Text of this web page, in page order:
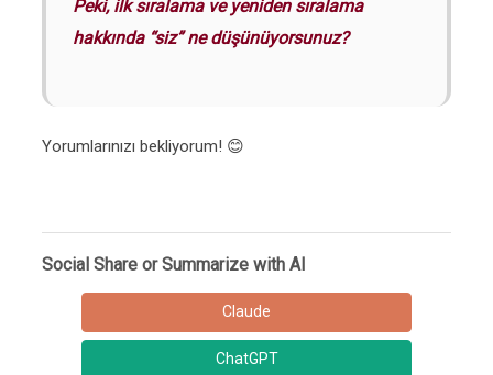
Peki, ilk sıralama ve yeniden sıralama
hakkında “siz” ne düşünüyorsunuz?
Yorumlarınızı bekliyorum! 😊
Social Share or Summarize with AI
Claude
ChatGPT